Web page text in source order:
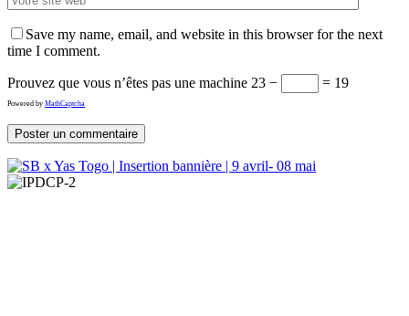
Save my name, email, and website in this browser for the next
time I comment.
Prouvez que vous n’êtes pas une machine 23 − = 19
Powered by MathCaptcha